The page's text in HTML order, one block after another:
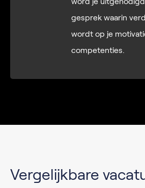
gesprek waarin
wordt op je
competenties.
Vergelijkbare